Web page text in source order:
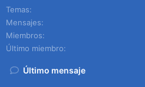
Temas
Mensajes
Miembros
Último miembro
Último mensaje